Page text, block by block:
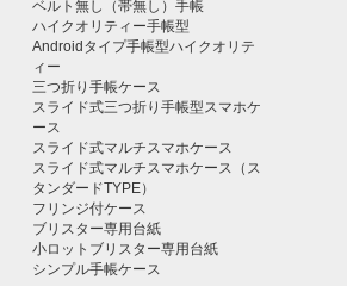
ベルト無し（帯無し）手帳
ハイクオリティー手帳型
Androidタイプ手帳型ハイクオリテ
ィー
三つ折り手帳ケース
スライド式三つ折り手帳型スマホケ
ース
スライド式マルチスマホケース
スライド式マルチスマホケース（ス
タンダードTYPE）
フリンジ付ケース
ブリスター専用台紙
小ロットブリスター専用台紙
シンプル手帳ケース